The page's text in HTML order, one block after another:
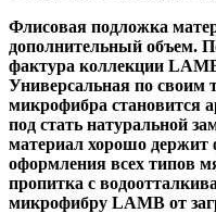
Флисовая подложка
дополнительный объем.
фактура коллекции
Универсальная по своим
микрофибра становится
под стать натуральной
материал хорошо
оформления всех типов
пропитка с
микрофибру LAMB от